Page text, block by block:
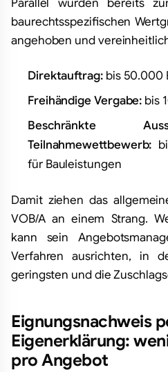
Parallel wurden bereits
baurechtsspezifischen
angehoben und
Direktauftrag:bis 50.000
Freihändige Vergabe: bis
Beschränkte
Teilnahmewettbewerb:
für Bauleistungen
Damit ziehen das
VOB/A an einem Strang.
kann sein
Verfahren ausrichten, in
geringsten und die
Eignungsnachweis
Eigenerklärung:
pro Angebot